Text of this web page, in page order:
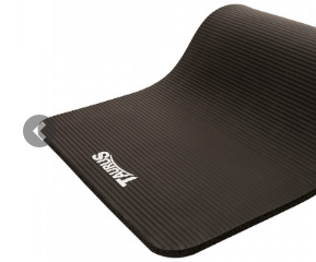
Previous